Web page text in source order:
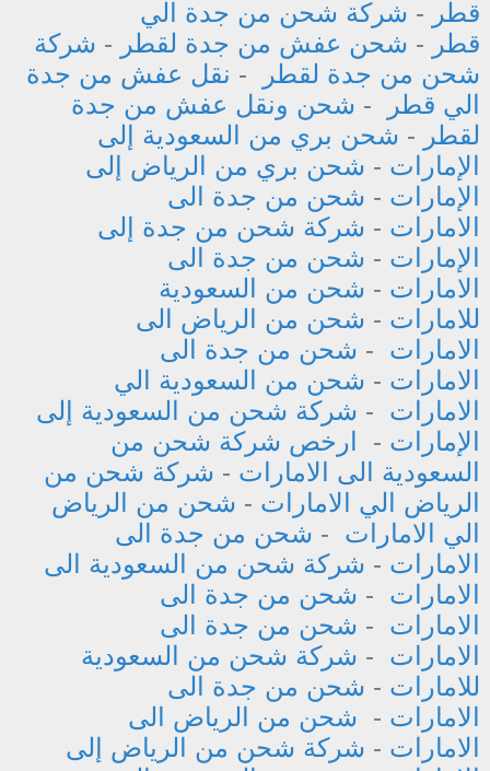
قطر - شركة شحن من جدة الي
قطر - شحن عفش من جدة لقطر - شركة
شحن من جدة لقطر
- نقل عفش من جدة
الي قطر
- شحن ونقل عفش من جدة
لقطر - شحن بري من السعودية إلى
الإمارات - شحن بري من الرياض إلى
الإمارات - شحن من جدة الى
الامارات - شركة شحن من جدة إلى
الإمارات - شحن من جدة الى
الامارات - شحن من السعودية
للامارات - شحن من الرياض الى
الامارات - شحن من جدة الى
الامارات - شحن من السعودية الي
الامارات - شركة شحن من السعودية إلى
الإمارات -
ارخص شركة شحن من
السعودية الى الامارات - شركة شحن من
الرياض الي الامارات - شحن من الرياض
الي الامارات - شحن من جدة الى
الامارات - شركة شحن من السعودية الى
الامارات - شحن من جدة الى
الامارات - شحن من جدة الى
الامارات - شركة شحن من السعودية
للامارات - شحن من جدة الى
الامارات - شحن من الرياض الى
الامارات - شركة شحن من الرياض إلى